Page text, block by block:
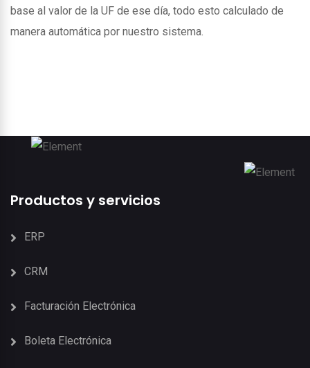
base al valor de la UF de ese día, todo esto calculado de
manera automática por nuestro sistema.
Productos y servicios
ERP
CRM
Facturación Electrónica
Boleta Electrónica